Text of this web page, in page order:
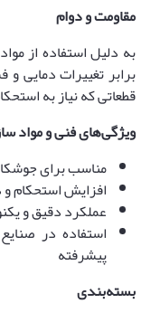
مقاومت و دوام
به دلیل استفاده از
برابر تغییرات دمایی
قطعاتی که نیاز به
ویژگی‌های فنی و مواد
مناسب برای
افزایش استحکام
عملکرد دقیق و
استفاده در
پیشرفته
بسته‌بندی